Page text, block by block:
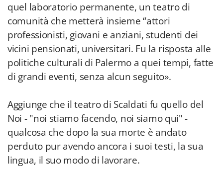
quel laboratorio permanente, un teatro di
comunità che metterà insieme “attori
professionisti, giovani e anziani, studenti dei
vicini pensionati, universitari. Fu la risposta alle
politiche culturali di Palermo a quei tempi, fatte
di grandi eventi, senza alcun seguito».
Aggiunge che il teatro di Scaldati fu quello del
Noi - "noi stiamo facendo, noi siamo qui" -
qualcosa che dopo la sua morte è andato
perduto pur avendo ancora i suoi testi, la sua
lingua, il suo modo di lavorare.